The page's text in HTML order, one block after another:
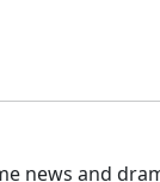
news and